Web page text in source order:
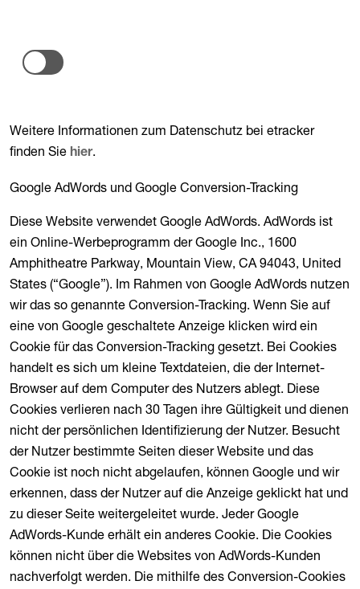
Weitere Informationen zum Datenschutz bei etracker
finden Sie hier.
Google AdWords und Google Conversion-Tracking
Diese Website verwendet Google AdWords. AdWords ist
ein Online-Werbeprogramm der Google Inc., 1600
Amphitheatre Parkway, Mountain View, CA 94043, United
States (“Google”). Im Rahmen von Google AdWords nutzen
wir das so genannte Conversion-Tracking. Wenn Sie auf
eine von Google geschaltete Anzeige klicken wird ein
Cookie für das Conversion-Tracking gesetzt. Bei Cookies
handelt es sich um kleine Textdateien, die der Internet-
Browser auf dem Computer des Nutzers ablegt. Diese
Cookies verlieren nach 30 Tagen ihre Gültigkeit und dienen
nicht der persönlichen Identifizierung der Nutzer. Besucht
der Nutzer bestimmte Seiten dieser Website und das
Cookie ist noch nicht abgelaufen, können Google und wir
erkennen, dass der Nutzer auf die Anzeige geklickt hat und
zu dieser Seite weitergeleitet wurde. Jeder Google
AdWords-Kunde erhält ein anderes Cookie. Die Cookies
können nicht über die Websites von AdWords-Kunden
nachverfolgt werden. Die mithilfe des Conversion-Cookies